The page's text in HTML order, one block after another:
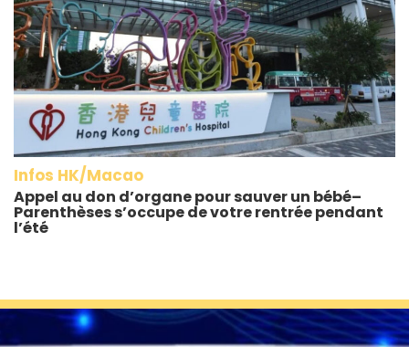
Infos HK/Macao
Appel au don d’organe pour sauver un bébé–
Parenthèses s’occupe de votre rentrée pendant
l’été